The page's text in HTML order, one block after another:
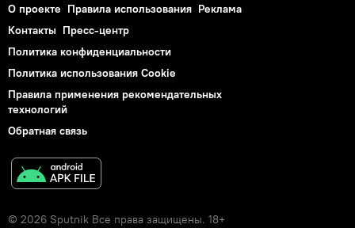
О проекте Правила использования Реклама
Контакты Пресс-центр
Политика конфиденциальности
Политика использования Cookie
Правила применения рекомендательных
технологий
Обратная связь
© 2026 Sputnik Все права защищены. 18+